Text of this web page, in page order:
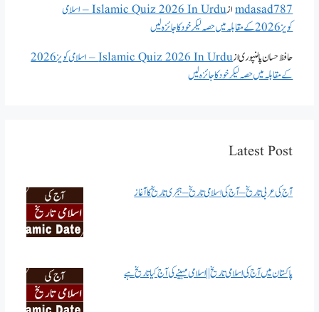
mdasad787از
Islamic Quiz 2026 In Urdu – اسلامی
کویز 2026 کے مقابلہ میں حصہ لیکر خود کا جائزہ لیں
حافظ حسان پالنپوریاز
Islamic Quiz 2026 In Urdu – اسلامی کویز 2026
کے مقابلہ میں حصہ لیکر خود کا جائزہ لیں
Latest Post
آج کی عربی تاریخ – آج کی اسلامی تاریخ – ہجری تاریخ کا آغاز
پاکستان میں آج کی اسلامی تاریخ || اسلامی مہینے کی آج کیا تاریخ ہے